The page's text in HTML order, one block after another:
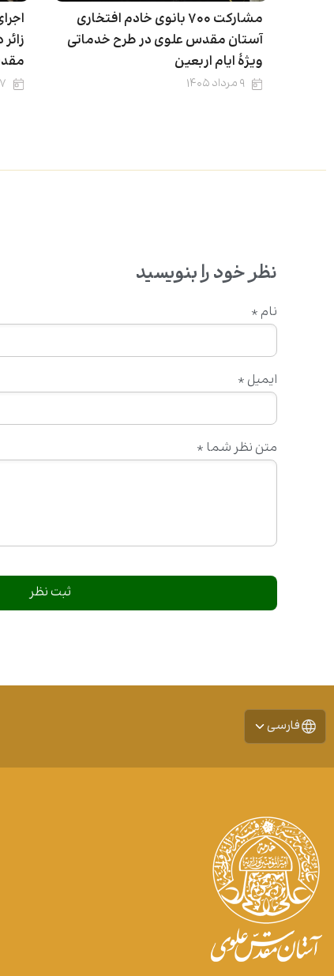
مشارکت ۷۰۰ بانوی خادم افتخاری
آستان مقدس علوی در طرح خدماتی
ویژۀ ایام اربعین
۹ مرداد ۱۴۰۵ ۷ مرداد ۱۴۰۵
نظر خود را بنویسید
متن نظر شما *
نام *
ایمیل *
فارسی